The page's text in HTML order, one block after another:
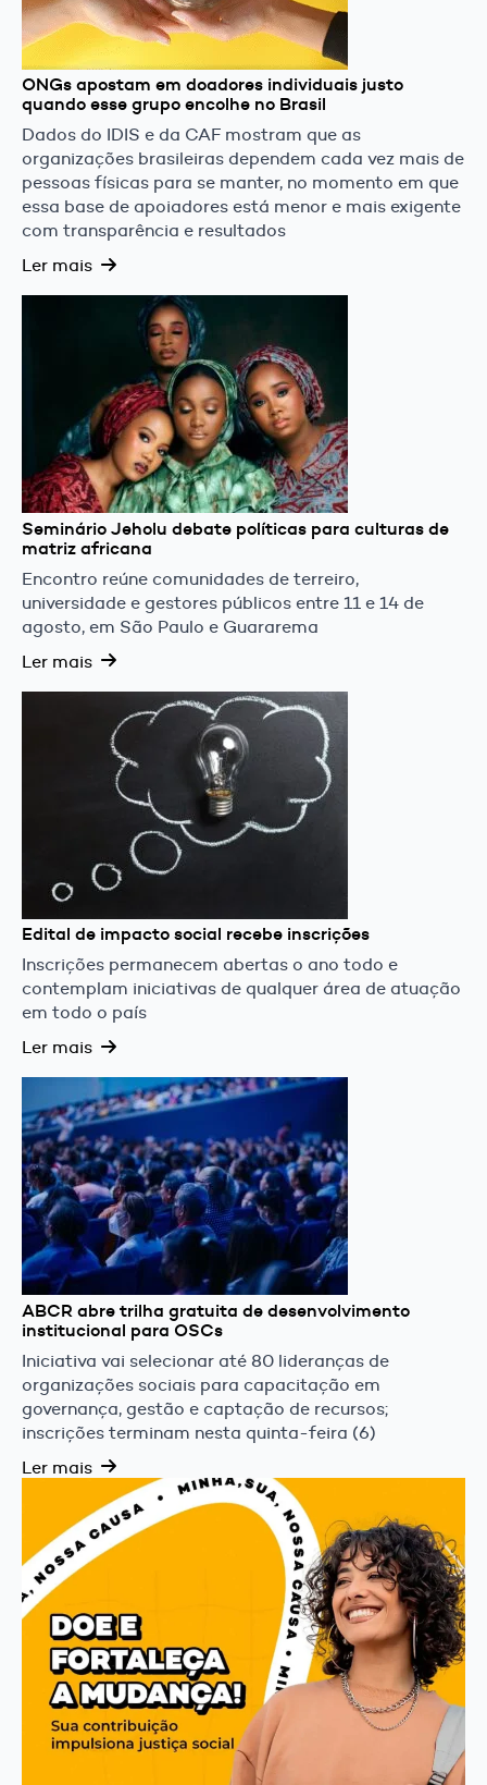
ONGs apostam em doadores individuais justo
quando esse grupo encolhe no Brasil
Dados do IDIS e da CAF mostram que as
organizações brasileiras dependem cada vez mais de
pessoas físicas para se manter, no momento em que
essa base de apoiadores está menor e mais exigente
com transparência e resultados
Ler mais
Seminário Jeholu debate políticas para culturas de
matriz africana
Encontro reúne comunidades de terreiro,
universidade e gestores públicos entre 11 e 14 de
agosto, em São Paulo e Guararema
Ler mais
Edital de impacto social recebe inscrições
Inscrições permanecem abertas o ano todo e
contemplam iniciativas de qualquer área de atuação
em todo o país
Ler mais
ABCR abre trilha gratuita de desenvolvimento
institucional para OSCs
Iniciativa vai selecionar até 80 lideranças de
organizações sociais para capacitação em
governança, gestão e captação de recursos;
inscrições terminam nesta quinta-feira (6)
Ler mais